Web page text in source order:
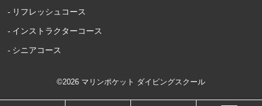
リフレッシュコース
インストラクターコース
シニアコース
©2026 マリンポケット ダイビングスクール